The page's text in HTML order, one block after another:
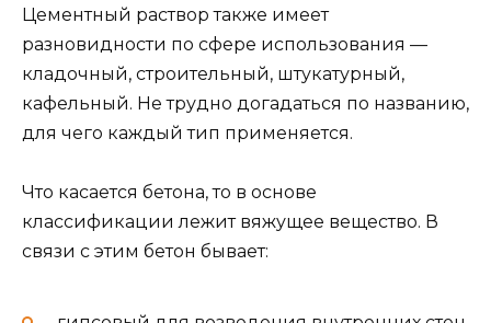
Цементный раствор также имеет
разновидности по сфере использования —
кладочный, строительный, штукатурный,
кафельный. Не трудно догадаться по названию,
для чего каждый тип применяется.
Что касается бетона, то в основе
классификации лежит вяжущее вещество. В
связи с этим бетон бывает: